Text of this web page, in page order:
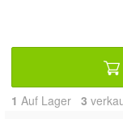
1 Auf Lager 3